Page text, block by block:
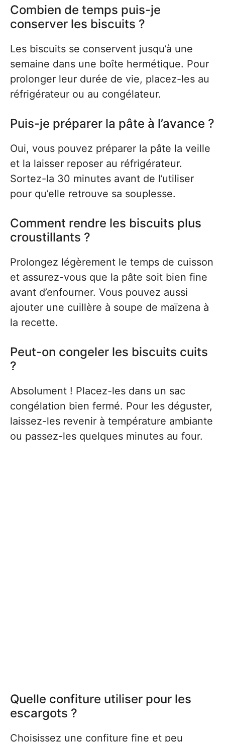
Combien de temps puis-je
conserver les biscuits ?
Les biscuits se conservent jusqu’à une
semaine dans une boîte hermétique. Pour
prolonger leur durée de vie, placez-les au
réfrigérateur ou au congélateur.
Puis-je préparer la pâte à l’avance ?
Oui, vous pouvez préparer la pâte la veille
et la laisser reposer au réfrigérateur.
Sortez-la 30 minutes avant de l’utiliser
pour qu’elle retrouve sa souplesse.
Comment rendre les biscuits plus
croustillants ?
Prolongez légèrement le temps de cuisson
et assurez-vous que la pâte soit bien fine
avant d’enfourner. Vous pouvez aussi
ajouter une cuillère à soupe de maïzena à
la recette.
Peut-on congeler les biscuits cuits
?
Absolument ! Placez-les dans un sac
congélation bien fermé. Pour les déguster,
laissez-les revenir à température ambiante
ou passez-les quelques minutes au four.
Quelle confiture utiliser pour les
escargots ?
Choisissez une confiture fine et peu